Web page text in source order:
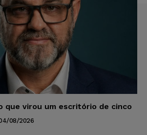
que virou um escritório de cinco
08/2026